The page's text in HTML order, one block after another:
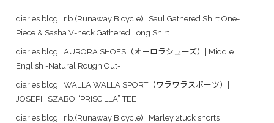
diaries blog | r.b.(Runaway Bicycle) | Saul Gathered Shirt One-
Piece & Sasha V-neck Gathered Long Shirt
diaries blog | AURORA SHOES（オーロラシューズ）| Middle
English -Natural Rough Out-
diaries blog | WALLA WALLA SPORT（ワラワラスポーツ）|
JOSEPH SZABO “PRISCILLA” TEE
diaries blog | r.b.(Runaway Bicycle) | Marley 2tuck shorts